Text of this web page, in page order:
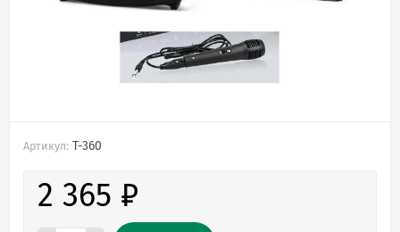
Артикул: T-360
2 365 ₽